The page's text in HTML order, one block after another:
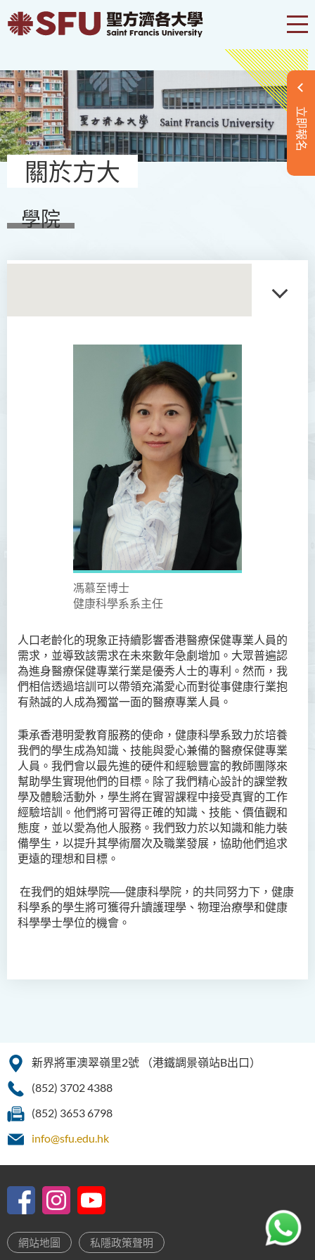
立即報名
關於方大
學院
馮慕至博士
健康科學系系主任
人口老齡化的現象正持續影響香港醫療保健專業人員的
需求，並導致該需求在未來數年急劇增加。大眾普遍認
為進身醫療保健專業行業是優秀人士的專利。然而，我
們相信透過培訓可以帶領充滿愛心而對從事健康行業抱
有熱誠的人成為獨當一面的醫療專業人員。
秉承香港明愛教育服務的使命，健康科學系致力於培養
我們的學生成為知識、技能與愛心兼備的醫療保健專業
人員。我們會以最先進的硬件和經驗豐富的教師團隊來
幫助學生實現他們的目標。除了我們精心設計的課堂教
學及體驗活動外，學生將在實習課程中接受真實的工作
經驗培訓。他們將可習得正確的知識、技能、價值觀和
態度，並以愛為他人服務。我們致力於以知識和能力裝
備學生，以提升其學術層次及職業發展，協助他們追求
更遠的理想和目標。
在我們的姐妹學院──健康科學院，的共同努力下，健康
科學系的學生將可獲得升讀護理學、物理治療學和健康
科學學士學位的機會。
新界將軍澳翠嶺里2號
（港鐵調景嶺站B出口）
(852) 3702 4388
(852) 3653 6798
info@sfu.edu.hk
網站地圖 私隱政策聲明